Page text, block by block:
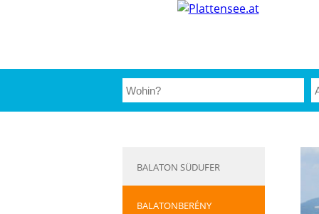
BALATON SÜDUFER
BALATONBERÉNY